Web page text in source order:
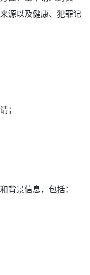
源以及健康、犯罪记
；
背景信息，包括：